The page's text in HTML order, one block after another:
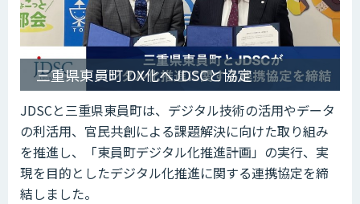
三重県東員町 DX化へJDSCと協定
JDSCと三重県東員町は、デジタル技術の活用やデータ
の利活用、官民共創による課題解決に向けた取り組み
を推進し、「東員町デジタル化推進計画」の実行、実
現を目的としたデジタル化推進に関する連携協定を締
結しました。